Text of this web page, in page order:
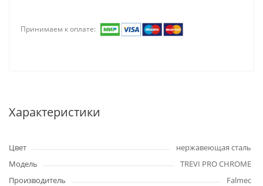
Принимаем к оплате:
Характеристики
Цвет
нержавеющая сталь
Модель
TREVI PRO CHROME
Производитель
Falmec